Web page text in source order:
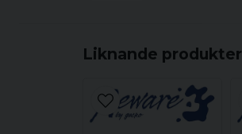
Liknande produkter